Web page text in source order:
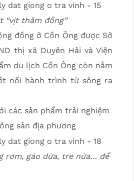
“vịt thăm đồng”
đồng ở Cồn Ông được Sở
thị xã Duyên Hải và Viện
du lịch Cồn Ông còn nằm
nối hành trình từ sông ra
các sản phẩm trải nghiệm
sản địa phương
rơm, gáo dừa, tre nứa… để